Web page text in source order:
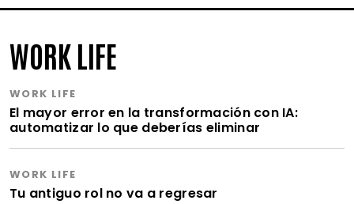
WORK LIFE
WORK LIFE
El mayor error en la transformación con IA:
automatizar lo que deberías eliminar
WORK LIFE
Tu antiguo rol no va a regresar